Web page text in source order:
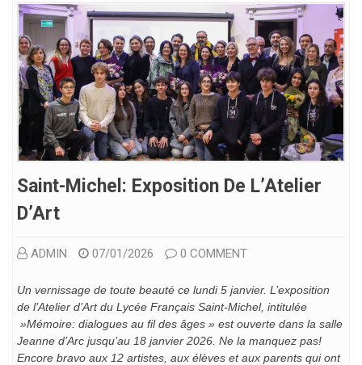
Saint-Michel: Exposition De L’Atelier
D’Art
ADMIN 07/01/2026 0 COMMENT
Un vernissage de toute beauté ce lundi 5 janvier. L’exposition
de l’Atelier d’Art du Lycée Français Saint-Michel, intitulée
»Mémoire: dialogues au fil des âges » est ouverte dans la salle
Jeanne d’Arc jusqu’au 18 janvier 2026. Ne la manquez pas!
Encore bravo aux 12 artistes, aux élèves et aux parents qui ont